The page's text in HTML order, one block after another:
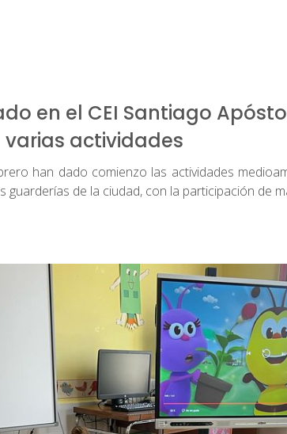
en el CEI Santiago
varias actividades
han dado comienzo las actividades
guarderías de la ciudad, con la participación de